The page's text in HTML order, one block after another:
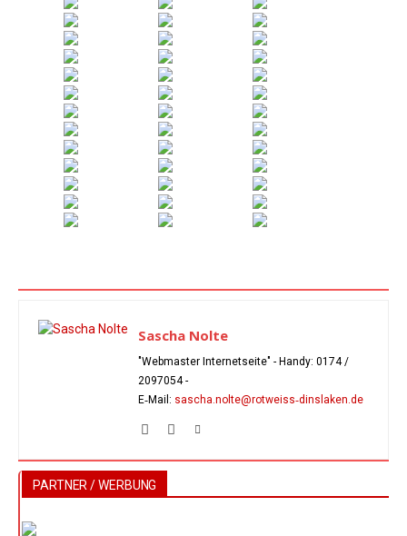
Sascha Nolte
"Webmaster Internetseite" - Handy: 0174 /
2097054-
E‑Mail: sascha.nolte@rotweiss‑dinslaken.de
PARTNER / WERBUNG